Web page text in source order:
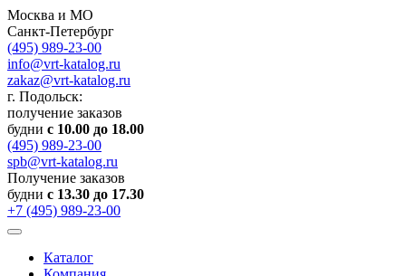
Москва и МО
Санкт-Петербург
(495) 989-23-00
info@vrt-katalog.ru
zakaz@vrt-katalog.ru
г. Подольск:
получение заказов
будни с 10.00 до 18.00
(495) 989-23-00
spb@vrt-katalog.ru
Получение заказов
будни с 13.30 до 17.30
+7 (495) 989-23-00
Каталог